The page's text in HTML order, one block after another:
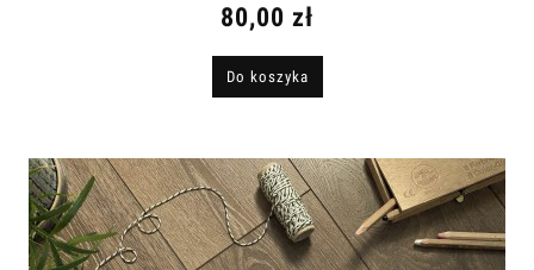
80,00 zł
Do koszyka